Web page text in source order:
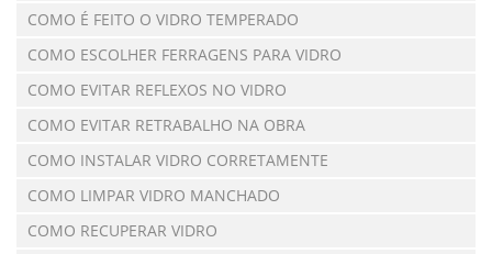
COMO É FEITO O VIDRO TEMPERADO
COMO ESCOLHER FERRAGENS PARA VIDRO
COMO EVITAR REFLEXOS NO VIDRO
COMO EVITAR RETRABALHO NA OBRA
COMO INSTALAR VIDRO CORRETAMENTE
COMO LIMPAR VIDRO MANCHADO
COMO RECUPERAR VIDRO